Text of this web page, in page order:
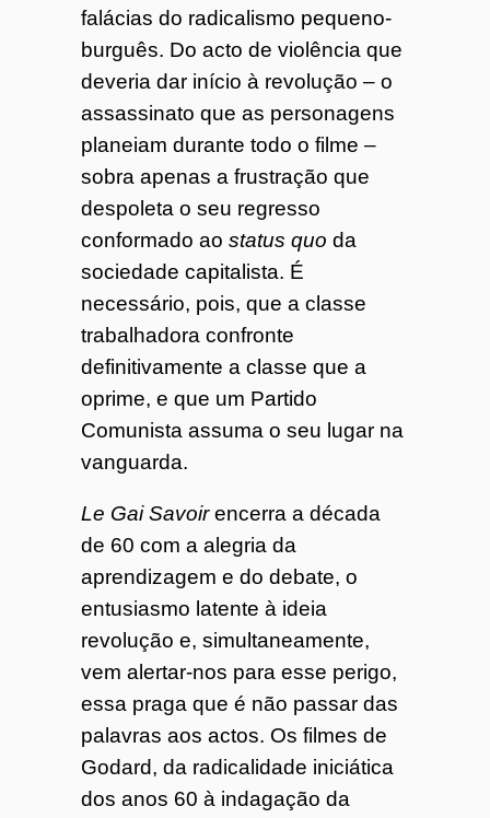
falácias do radicalismo pequeno-
burguês. Do acto de violência que
deveria dar início à revolução – o
assassinato que as personagens
planeiam durante todo o filme –
sobra apenas a frustração que
despoleta o seu regresso
conformado ao status quo da
sociedade capitalista. É
necessário, pois, que a classe
trabalhadora confronte
definitivamente a classe que a
oprime, e que um Partido
Comunista assuma o seu lugar na
vanguarda.
Le Gai Savoirencerra a década
de 60 com a alegria da
aprendizagem e do debate, o
entusiasmo latente à ideia
revolução e, simultaneamente,
vem alertar-nos para esse perigo,
essa praga que é não passar das
palavras aos actos. Os filmes de
Godard, da radicalidade iniciática
dos anos 60 à indagação da